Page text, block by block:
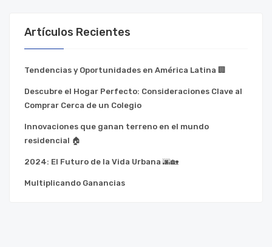
Artículos Recientes
Tendencias y Oportunidades en América Latina 🏢
Descubre el Hogar Perfecto: Consideraciones Clave al
Comprar Cerca de un Colegio
Innovaciones que ganan terreno en el mundo
residencial 🏠
2024: El Futuro de la Vida Urbana 🌆🏡
Multiplicando Ganancias